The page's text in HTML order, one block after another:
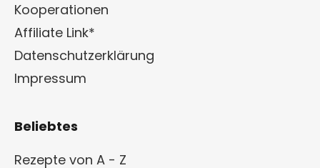
Kooperationen
Affiliate Link*
Datenschutzerklärung
Impressum
Beliebtes
Rezepte von A - Z